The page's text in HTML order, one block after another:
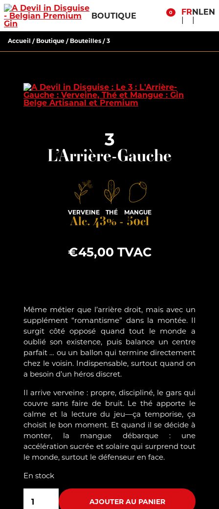
BOUTIQUE 0 FRNLEN
Accueil / Boutique/ Bouteilles/ 3
3
L’Arrière-Gauche
VERVEINE THÉ MANGUE
Alc. 43% - 50cl
€45,00 TVAC
Même métier que l’arrière droit, mais avec un
supplément “romantisme” dans la montée. Il
surgit côté opposé quand tout le monde a
oublié son existence, puis balance un centre
parfait … ou un ballon qui termine directement
chez le voisin. Indispensable, surtout quand on
a besoin d’un héros discret.
Il arrive verveine : propre, discipliné, le gars qui
couvre sans faire de bruit. Le thé apporte le
calme et la lecture du jeu—ça temporise, ça
choisit le bon moment. Et quand il se décide à
monter, la mangue débarque : une
accélération sucrée et solaire qui surprend tout
le monde, surtout le défenseur en face.
En stock
quantité
de AJOUTER AU PANIER